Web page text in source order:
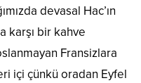
devasal Hac’ın
karşı bir kahve
Fransizlara
içi çünkü oradan Eyfel